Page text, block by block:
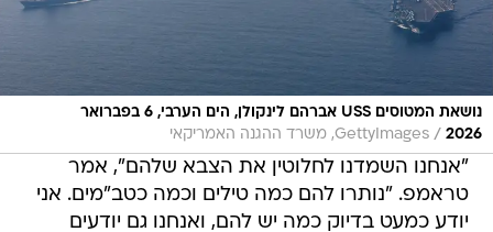
נושאת המטוסים USS אברהם לינקולן, הים הערבי, 6 בפברואר
2026
/ GettyImages, משרד ההגנה האמריקאי
"אנחנו השמדנו לחלוטין את הצבא שלהם", אמר
טראמפ. "נותרו להם כמה טילים וכמה כטב"מים. אני
יודע כמעט בדיוק כמה יש להם, ואנחנו גם יודעים